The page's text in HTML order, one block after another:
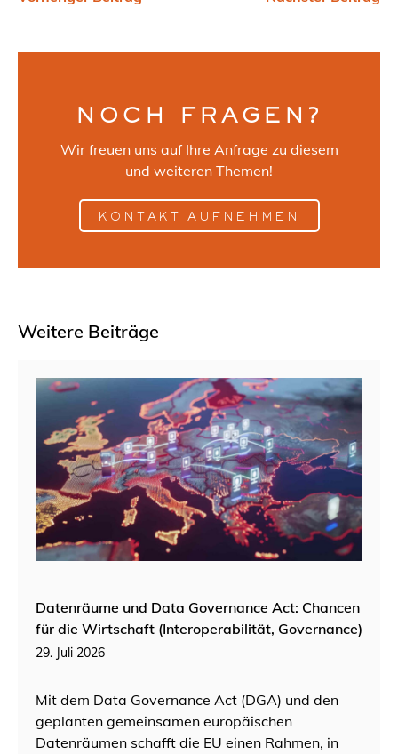
NOCH FRAGEN?
Wir freuen uns auf Ihre Anfrage zu diesem
und weiteren Themen!
KONTAKT AUFNEHMEN
Weitere Beiträge
Datenräume und Data Governance Act: Chancen
für die Wirtschaft (Interoperabilität, Governance)
29. Juli 2026
Mit dem Data Governance Act (DGA) und den
geplanten gemeinsamen europäischen
Datenräumen schafft die EU einen Rahmen, in